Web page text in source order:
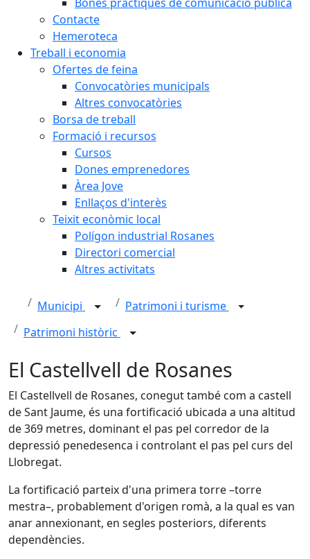
Contacte
Hemeroteca
Treball i economia
Ofertes de feina
Convocatòries municipals
Altres convocatòries
Borsa de treball
Formació i recursos
Cursos
Dones emprenedores
Àrea Jove
Enllaços d'interès
Teixit econòmic local
Polígon industrial Rosanes
Directori comercial
Altres activitats
Municipi
Patrimoni i turisme
Patrimoni històric
El Castellvell de Rosanes
El Castellvell de Rosanes, conegut també com a castell
de Sant Jaume, és una fortificació ubicada a una altitud
de 369 metres, dominant el pas pel corredor de la
depressió penedesenca i controlant el pas pel curs del
Llobregat.
La fortificació parteix d'una primera torre –torre
mestra–, probablement d'origen romà, a la qual es van
anar annexionant, en segles posteriors, diferents
dependències.